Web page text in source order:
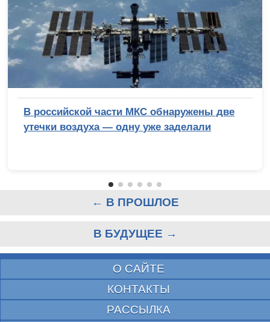
В российской части МКС обнаружены две
утечки воздуха — одну уже заделали
← В ПРОШЛОЕ
В БУДУЩЕЕ →
О САЙТЕ
КОНТАКТЫ
РАССЫЛКА